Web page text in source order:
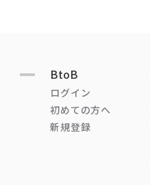
BtoB
ログイン
初めての方へ
新規登録